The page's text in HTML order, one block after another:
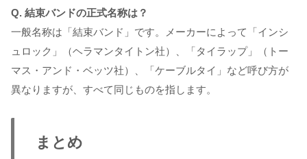
Q. 結束バンドの正式名称は？
一般名称は「結束バンド」です。メーカーによって「インシ
ュロック」（ヘラマンタイトン社）、「タイラップ」（トー
マス・アンド・ベッツ社）、「ケーブルタイ」など呼び方が
異なりますが、すべて同じものを指します。
まとめ